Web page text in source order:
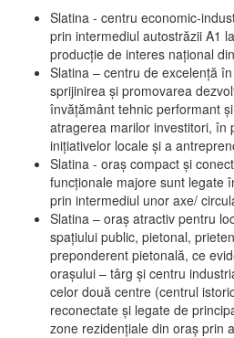
Slatina - centru economic-
prin intermediul autostrăzii A1
producţie de interes naţional
Slatina – centru de excelenţă
sprijinirea şi promovarea
învăţământ tehnic performant
atragerea marilor investitori, în
iniţiativelor locale şi a
Slatina - oraş compact şi
funcţionale majore sunt legate
prin intermediul unor axe/
Slatina – oraş atractiv pentru
spaţiului public, pietonal,
preponderent pietonală, ce
oraşului – târg şi centru
celor două centre (centrul
reconectate şi legate de
zone rezidenţiale din oraş prin